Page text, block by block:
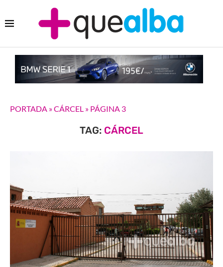
PORTADA »CÁRCEL » PÁGINA 3
TAG: CÁRCEL